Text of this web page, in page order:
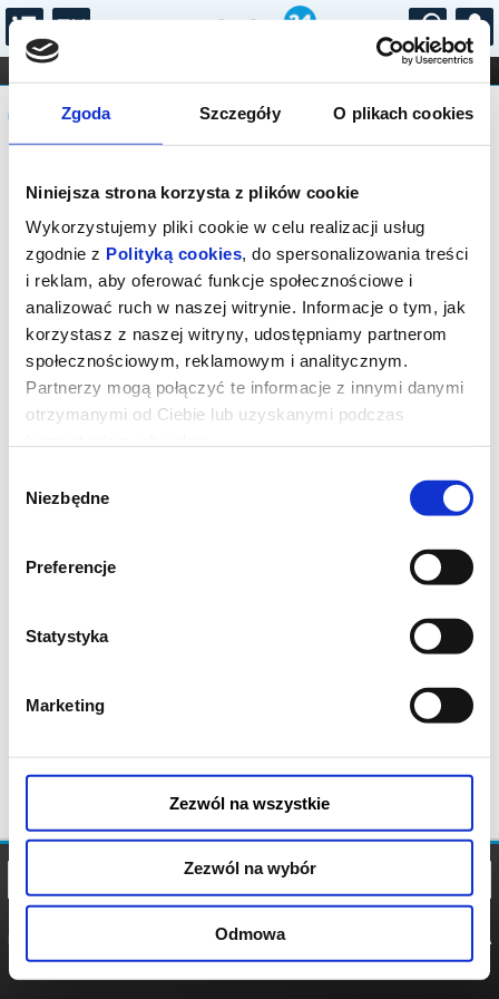
Zgoda Szczegóły O plikach cookies
Niniejsza strona korzysta z plików cookie
Wykorzystujemy pliki cookie w celu realizacji usług
zgodnie z Polityką cookies, do spersonalizowania treści
i reklam, aby oferować funkcje społecznościowe i
analizować ruch w naszej witrynie. Informacje o tym, jak
korzystasz z naszej witryny, udostępniamy partnerom
społecznościowym, reklamowym i analitycznym.
Partnerzy mogą połączyć te informacje z innymi danymi
otrzymanymi od Ciebie lub uzyskanymi podczas
zgody
Niezbędne
Preferencje
Statystyka
Marketing
Zezwól na wszystkie
Zezwól na wybór
Odmowa
...
FILHARMONIA OPERA I BALET
STAND-UP
DLA DZIECI
Komunikat
Seans wyprzedany.
POLITYKA
POLITYKA